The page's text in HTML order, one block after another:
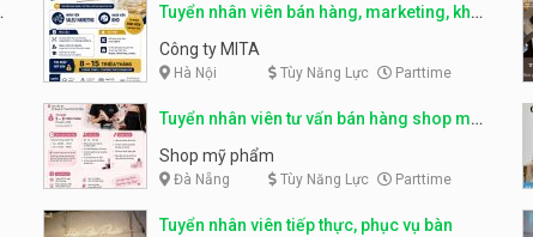
Tuyển nhân viên bán hàng, marketing, kho
– parttime, fulltime
Công ty MITA
Hà Nội Tùy Năng Lực Parttime
Tuyển nhân viên tư vấn bán hàng shop mỹ
phẩm
Shop mỹ phẩm
Đà Nẵng Tùy Năng Lực Parttime
Tuyển nhân viên tiếp thực, phục vụ bàn